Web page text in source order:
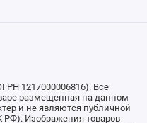
1217000006816). Все
размещенная на данном
и не являются публичной
РФ). Изображения товаров